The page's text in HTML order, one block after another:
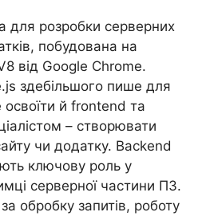
розробки серверних
побудована на
від Google Chrome.
здебільшого пише для
й frontend та
– створювати
чи додатку. Backend
ключову роль у
серверної частини ПЗ.
обробку запитів, роботу